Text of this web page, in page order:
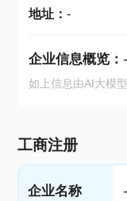
地址： -
企业信息概览： -
如上信息由AI大模
工商注册
企业名称 -